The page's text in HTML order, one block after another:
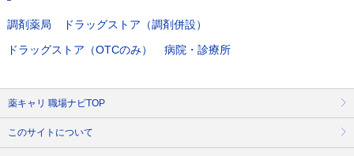
調剤薬局
ドラッグストア（調剤併設）
ドラッグストア（OTCのみ）
病院・診療所
薬キャリ 職場ナビTOP
このサイトについて